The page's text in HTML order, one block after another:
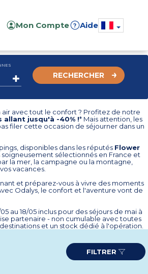
Mon Compte ? Aide
RECHERCHER
avec tout le confort ? Profitez de notre
allant jusqu'à -40% !* Mais attention, les
filer cette occasion de séjourner dans un
disponibles dans les réputés Flower
sélectionnés en France et
la mer, la campagne ou la montagne,
vacances.
et préparez-vous à vivre des moments
Odalys, le confort et l'aventure vont de
au 18/05 inclus pour des séjours de mai à
partenaire - non cumulable avec toutes
et un stock dédié à l'opération.
FILTRER